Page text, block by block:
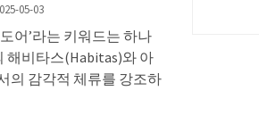
05-03
어’라는 키워드는 하나
해비타스(Habitas)와 아
의 감각적 체류를 강조하